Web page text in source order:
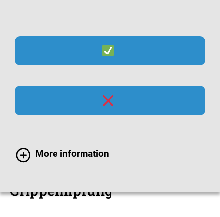
More information
Filme zum Thema
Impfschutz gegen Grippe
Grippeimpfung